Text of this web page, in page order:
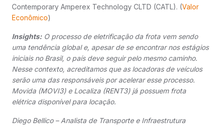
Contemporary Amperex Technology CLTD (CATL). (Valor
Econômico)
Insights: O processo de eletrificação da frota vem sendo
uma tendência global e, apesar de se encontrar nos estágios
iniciais no Brasil, o país deve seguir pelo mesmo caminho.
Nesse contexto, acreditamos que as locadoras de veículos
serão uma das responsáveis por acelerar esse processo.
Movida (MOVI3) e Localiza (RENT3) já possuem frota
elétrica disponível para locação.
Diego Bellico – Analista de Transporte e Infraestrutura